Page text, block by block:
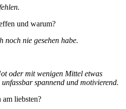
und warum?
nie gesehen habe.
oder mit wenigen Mittel etwas
spannend und motivierend.
am liebsten?